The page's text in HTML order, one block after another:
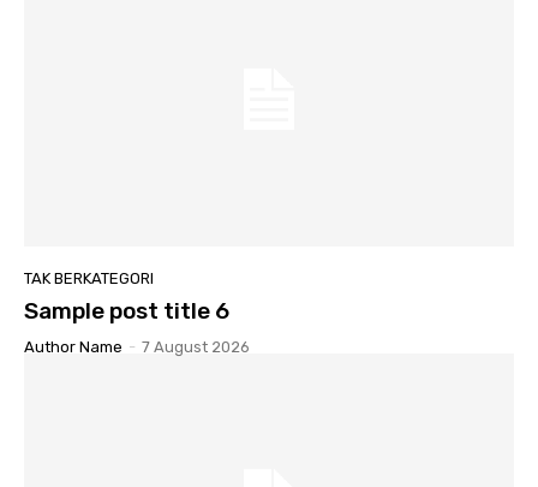
TAK BERKATEGORI
Sample post title 6
Author Name - 7 August 2026